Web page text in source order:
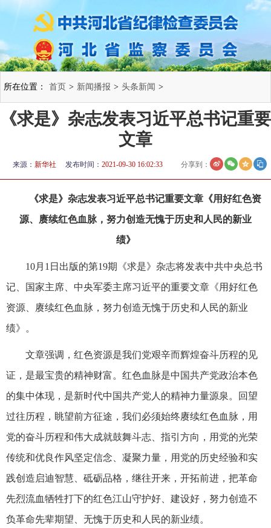
所在位置： 首页 > 新闻播报 > 头条新闻 >
《求是》杂志发表习近平总书记重要
文章
来源： 新华社 发布时间： 2021-09-30 16:02:33 分享到：
《求是》杂志发表习近平总书记重要文章《用好红色资
源、赓续红色血脉，努力创造无愧于历史和人民的新业
绩》
10月1日出版的第19期《求是》杂志将发表中共中央总书
记、国家主席、中央军委主席习近平的重要文章《用好红色
资源、赓续红色血脉，努力创造无愧于历史和人民的新业
绩》。
文章强调，红色资源是我们党艰辛而辉煌奋斗历程的见
证，是最宝贵的精神财富。红色血脉是中国共产党政治本色
的集中体现，是新时代中国共产党人的精神力量源泉。回望
过往历程，眺望前方征途，我们必须始终赓续红色血脉，用
党的奋斗历程和伟大成就鼓舞斗志、指引方向，用党的光荣
传统和优良作风坚定信念、凝聚力量，用党的历史经验和实
践创造启迪智慧、砥砺品格，继往开来，开拓前进，把革命
先烈流血牺牲打下的红色江山守护好、建设好，努力创造不
负革命先辈期望、无愧于历史和人民的新业绩。